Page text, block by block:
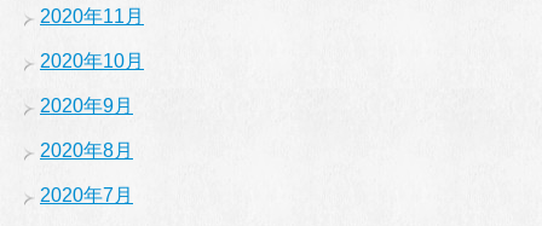
2020年11月
2020年10月
2020年9月
2020年8月
2020年7月